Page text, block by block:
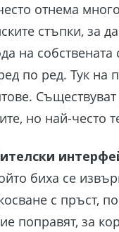
отнема
стъпки, за
на
по ред. Тук на
Съществуват
но най-често
биха се
с пръст,
поправят, за